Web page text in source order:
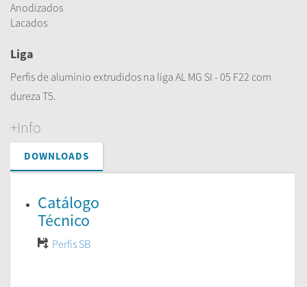
Anodizados
Lacados
Liga
Perfis de alumínio extrudidos na liga AL MG SI - 05 F22 com
dureza T5.
+Info
DOWNLOADS
Catálogo
Técnico
Perfis SB